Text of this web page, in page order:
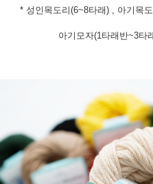
* 성인목도리(6~8타래) , 아기목
아기모자(1타래반~3타